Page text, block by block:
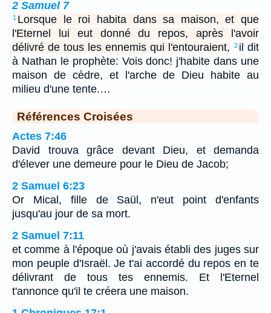
2 Samuel 7
1 Lorsque le roi habita dans sa maison, et que
l'Eternel lui eut donné du repos, après l'avoir
délivré de tous les ennemis qui l'entouraient,
2 il dit
à Nathan le prophète: Vois donc! j'habite dans une
maison de cèdre, et l'arche de Dieu habite au
milieu d'une tente.…
Références Croisées
Actes 7:46
David trouva grâce devant Dieu, et demanda
d'élever une demeure pour le Dieu de Jacob;
2 Samuel 6:23
Or Mical, fille de Saül, n'eut point d'enfants
jusqu'au jour de sa mort.
2 Samuel 7:11
et comme à l'époque où j'avais établi des juges sur
mon peuple d'Israël. Je t'ai accordé du repos en te
délivrant de tous tes ennemis. Et l'Eternel
t'annonce qu'il te créera une maison.